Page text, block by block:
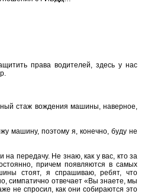
права водителей, здесь у нас
стаж вождения машины, наверное,
машину, поэтому я, конечно, буду не
передачу. Не знаю, как у вас, кто за
причем появляются в самых
стоят, я спрашиваю, ребят, что
симпатично отвечает «Вы знаете, мы
не спросил, как они собираются это